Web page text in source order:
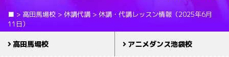
■ > 高田馬場校 > 休講代講 > 休講・代講レッスン情報（2025年6月
11日）
高田馬場校 アニメダンス池袋校